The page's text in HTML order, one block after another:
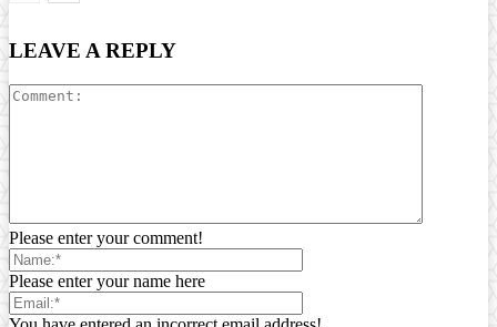
LEAVE A REPLY
Please enter your comment!
Please enter your name here